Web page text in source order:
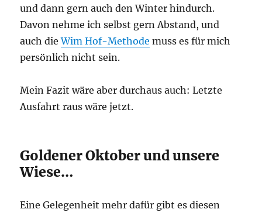
und dann gern auch den Winter hindurch.
Davon nehme ich selbst gern Abstand, und
auch dieWim Hof-Methode muss es für mich
persönlich nicht sein.
Mein Fazit wäre aber durchaus auch: Letzte
Ausfahrt raus wäre jetzt.
Goldener Oktober und unsere
Wiese…
Eine Gelegenheit mehr dafür gibt es diesen